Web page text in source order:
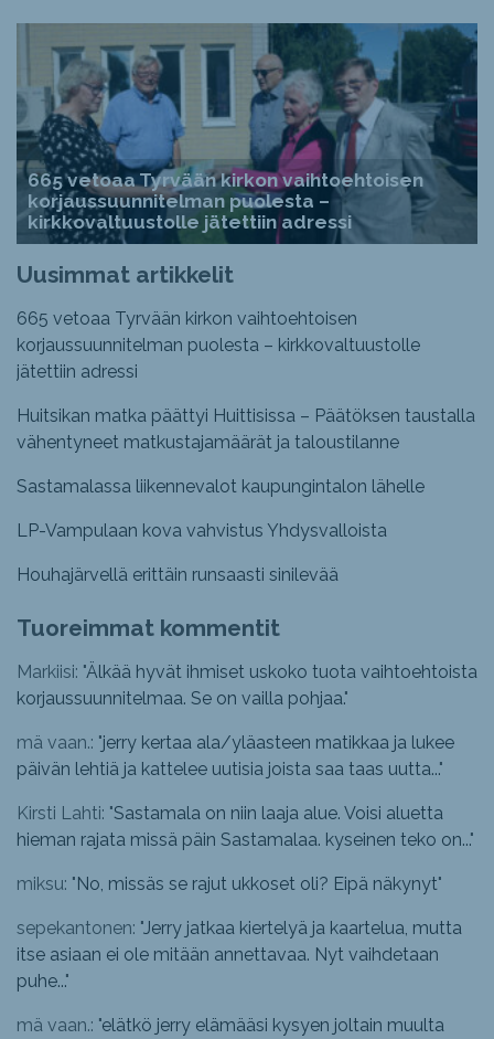
665 vetoaa Tyrvään kirkon vaihtoehtoisen
korjaussuunnitelman puolesta –
kirkkovaltuustolle jätettiin adressi
Uusimmat artikkelit
665 vetoaa Tyrvään kirkon vaihtoehtoisen
korjaussuunnitelman puolesta – kirkkovaltuustolle
jätettiin adressi
Huitsikan matka päättyi Huittisissa – Päätöksen taustalla
vähentyneet matkustajamäärät ja taloustilanne
Sastamalassa liikennevalot kaupungintalon lähelle
LP-Vampulaan kova vahvistus Yhdysvalloista
Houhajärvellä erittäin runsaasti sinilevää
Tuoreimmat kommentit
Markiisi: "Älkää hyvät ihmiset uskoko tuota vaihtoehtoista
korjaussuunnitelmaa. Se on vailla pohjaa."
mä vaan.: "jerry kertaa ala/yläasteen matikkaa ja lukee
päivän lehtiä ja kattelee uutisia joista saa taas uutta..."
Kirsti Lahti: "Sastamala on niin laaja alue. Voisi aluetta
hieman rajata missä päin Sastamalaa. kyseinen teko on..."
miksu: "No, missäs se rajut ukkoset oli? Eipä näkynyt"
sepekantonen: "Jerry jatkaa kiertelyä ja kaartelua, mutta
itse asiaan ei ole mitään annettavaa. Nyt vaihdetaan
puhe..."
mä vaan.: "elätkö jerry elämääsi kysyen joltain muulta